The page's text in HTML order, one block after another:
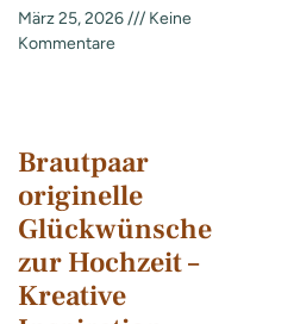
März 25, 2026
Keine
Kommentare
Brautpaar
originelle
Glückwünsche
zur Hochzeit –
Kreative